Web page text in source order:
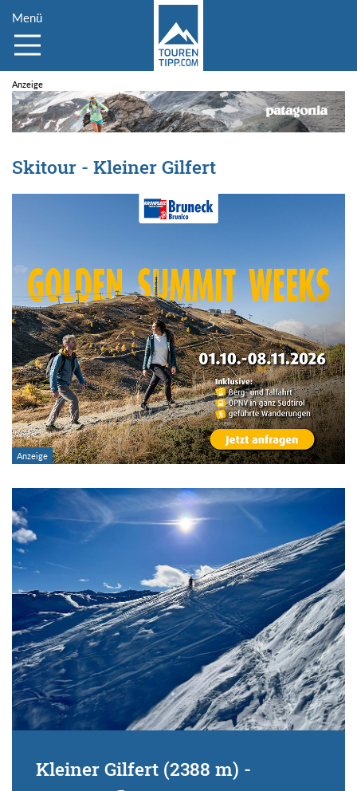
Menü
Skitour - Kleiner Gilfert
Kleiner Gilfert (2388 m) -